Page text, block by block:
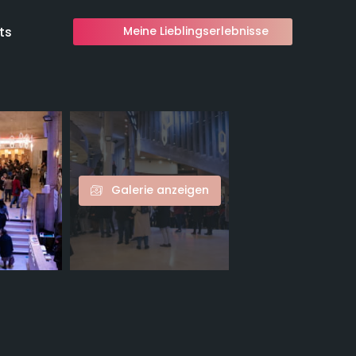
Meine Lieblingserlebnisse
Galerie anzeigen